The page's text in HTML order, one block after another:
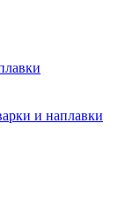
и наплавки